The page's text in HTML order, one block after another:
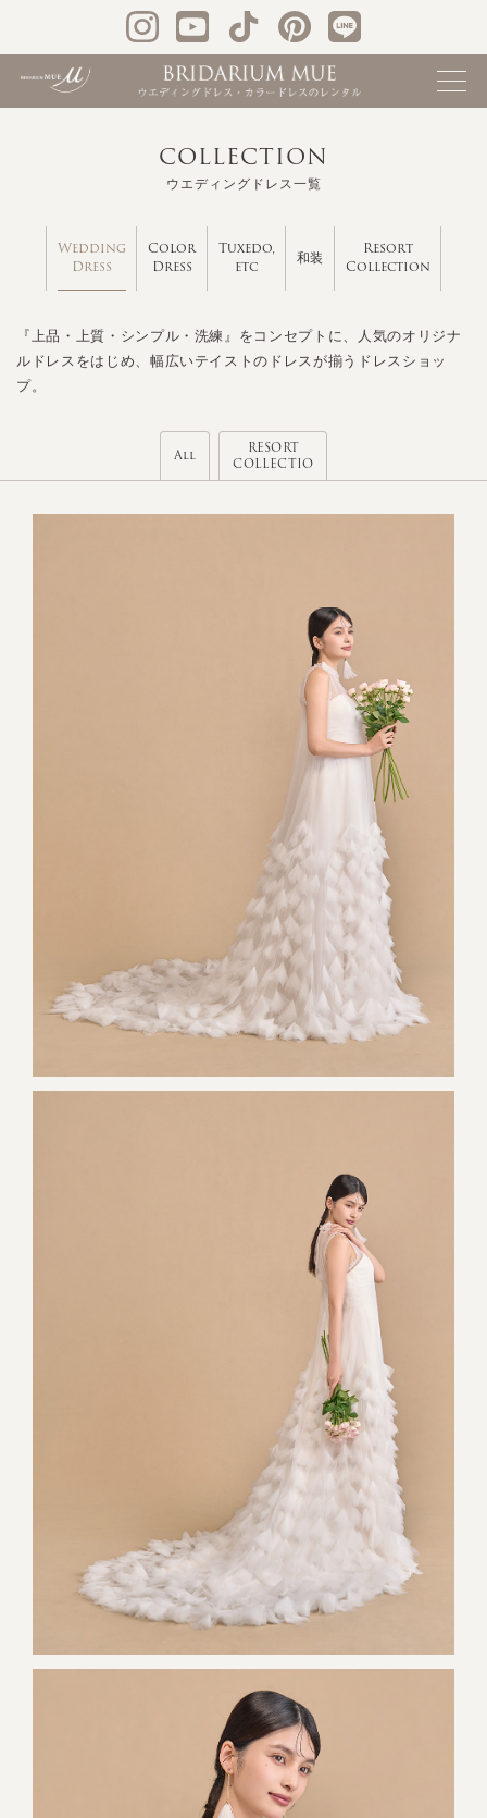
COLLECTION
ウエディングドレス一覧
Wedding
Dress
Color
Dress
Tuxedo,
etc
和装
Resort
Collection
『上品・上質・シンプル・洗練』をコンセプトに、人気のオリジナ
ルドレスをはじめ、幅広いテイストのドレスが揃うドレスショッ
プ。
All
RESORT
COLLECTIO